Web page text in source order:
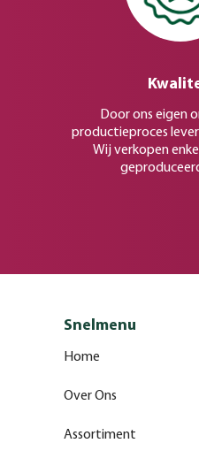
Door ons eigen
productieproces
Wij verkopen
Snelmenu
Home
Over Ons
Assortiment